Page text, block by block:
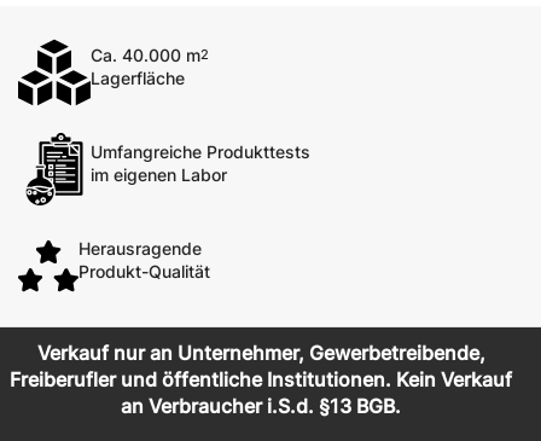
Ca. 40.000 m2
Lagerfläche
Umfangreiche Produkttests
im eigenen Labor
Herausragende
Produkt-Qualität
Verkauf nur an Unternehmer, Gewerbetreibende,
Freiberufler und öffentliche Institutionen. Kein Verkauf
an Verbraucher i.S.d. §13 BGB.